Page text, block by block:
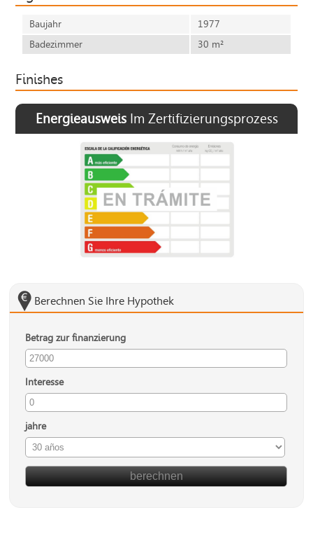
Baujahr
1977
Badezimmer
30 m²
Finishes
EnergieausweisIm Zertifizierungsprozess
Berechnen Sie Ihre Hypothek
Betrag zur finanzierung
Interesse
jahre